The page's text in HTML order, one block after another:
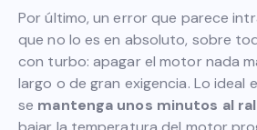
Por último, un error que parece
que no lo es en absoluto, sobre
con turbo: apagar el motor nada
largo o de gran exigencia. Lo ideal
se mantenga unos minutos al